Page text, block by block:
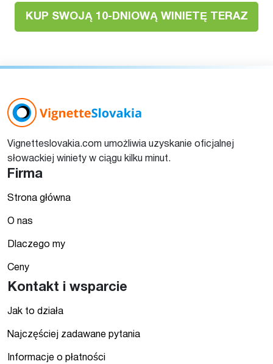
KUP SWOJĄ 10-DNIOWĄ WINIETĘ TERAZ
Vignetteslovakia.com umożliwia uzyskanie oficjalnej
słowackiej winiety w ciągu kilku minut.
Firma
Strona główna
O nas
Dlaczego my
Ceny
Kontakt i wsparcie
Jak to działa
Najczęściej zadawane pytania
Informacje o płatności